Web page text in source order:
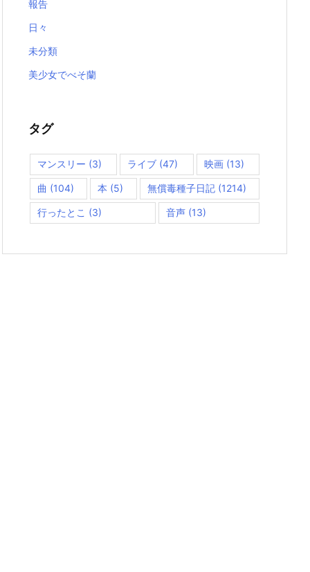
報告
日々
未分類
美少女でべそ蘭
タグ
マンスリー (3) ライブ (47) 映画(13)
曲 (104) 本 (5) 無償毒種子日記(1214)
行ったとこ (3) 音声(13)